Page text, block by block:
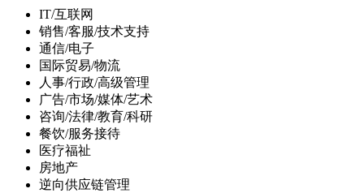
IT/互联网
销售/客服/技术支持
通信/电子
国际贸易/物流
人事/行政/高级管理
广告/市场/媒体/艺术
咨询/法律/教育/科研
餐饮/服务接待
医疗福祉
房地产
逆向供应链管理